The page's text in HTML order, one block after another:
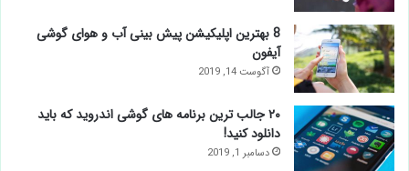
8 بهترین اپلیکیشن پیش بینی آب و هوای گوشی
آیفون
آگوست 14, 2019
۲۰ جالب ترین برنامه های گوشی اندروید که باید
دانلود کنید!
دسامبر 1, 2019